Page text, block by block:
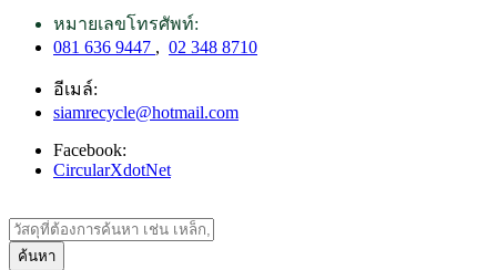
หมายเลขโทรศัพท์:
081 636 9447 , 02 348 8710
อีเมล์:
siamrecycle@hotmail.com
Facebook:
CircularXdotNet
ค้นหา